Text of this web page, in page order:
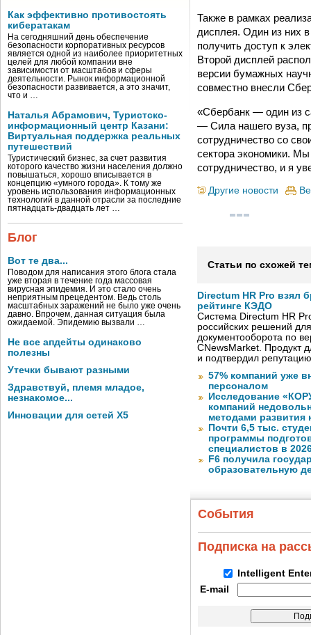
Как эффективно противостоять
кибератакам
На сегодняшний день обеспечение
безопасности корпоративных ресурсов
является одной из наиболее приоритетных
целей для любой компании вне
зависимости от масштабов и сферы
деятельности. Рынок информационной
безопасности развивается, а это значит,
что и …
Наталья Абрамович, Туристско-
информационный центр Казани:
Виртуальная поддержка реальных
путешествий
Туристический бизнес, за счет развития
которого качество жизни населения должно
повышаться, хорошо вписывается в
концепцию «умного города». К тому же
уровень использования информационных
технологий в данной отрасли за последние
пятнадцать-двадцать лет …
Блог
Вот те два...
Поводом для написания этого блога стала
уже вторая в течение года массовая
вирусная эпидемия. И это стало очень
неприятным прецедентом. Ведь столь
масштабных заражений не было уже очень
давно. Впрочем, данная ситуация была
ожидаемой. Эпидемию вызвали …
Не все апдейты одинаково
полезны
Утечки бывают разными
Здравствуй, племя младое,
незнакомое...
Инновации для сетей X5
Также в рамках
дисплея. Один из них
получить доступ к
Второй дисплей
версии бумажных
совместно внесли
«Сбербанк — один из
— Сила нашего вуза,
сотрудничество со
сектора экономики.
сотрудничество, и я
Другие новости
Статьи по схожей
Directum HR Pro взял
рейтинге КЭДО
Система Directum HR
российских решений
документооборота по
CNewsMarket. Продукт
и подтвердил
57% компаний уже
персоналом
Исследование
компаний
методами развития
Почти 6,5 тыс.
программы
специалистов в
F6 получила
образовательную
События
Подписка на
Intelligent
E-mail